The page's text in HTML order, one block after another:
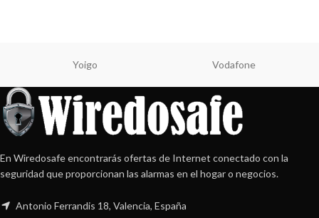
Yoigo Vodafone
En Wiredosafe encontrarás ofertas de Internet conectado con la
seguridad que proporcionan las alarmas en el hogar o negocios.
Antonio Ferrandis 18, Valencia, España